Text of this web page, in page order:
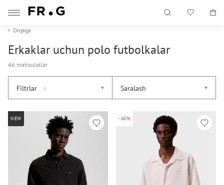
Orqaga
Erkaklar uchun polo futbolkalar
46 mahsulotlar
Filtrlar 4 Saralash
NEW -60%